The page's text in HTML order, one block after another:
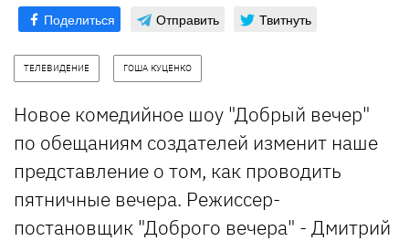
Поделиться Отправить Твитнуть
ТЕЛЕВИДЕНИЕ ГОША КУЦЕНКО
Новое комедийное шоу "Добрый вечер"
по обещаниям создателей изменит наше
представление о том, как проводить
пятничные вечера. Режиссер-
постановщик "Доброго вечера" - Дмитрий